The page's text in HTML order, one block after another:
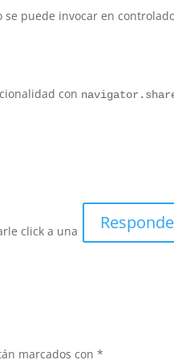
puede invocar en
con
click a una
marcados con*